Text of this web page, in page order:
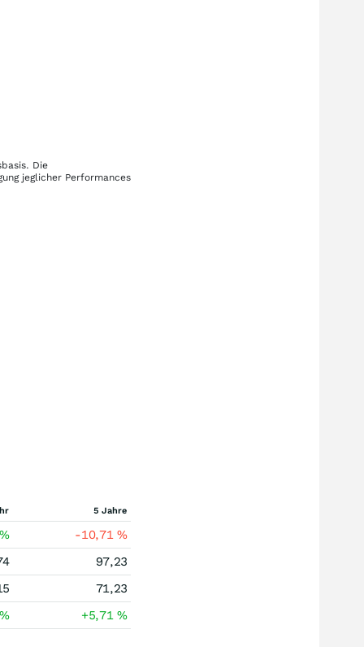
Die
jeglicher Performances
5 Jahre
% -10,71%
97,23
71,23
% +5,71%